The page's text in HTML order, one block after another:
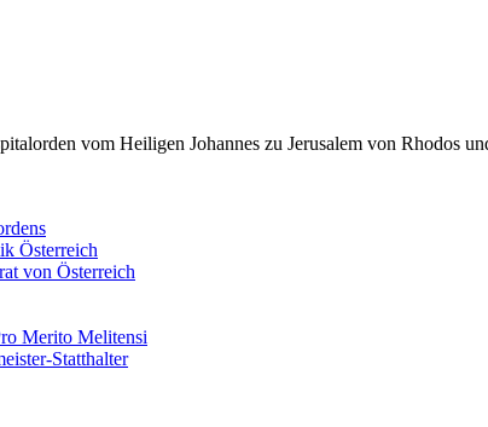
vom Heiligen Johannes zu Jerusalem von Rhodos
Österreich
von Österreich
Merito Melitensi
Statthalter